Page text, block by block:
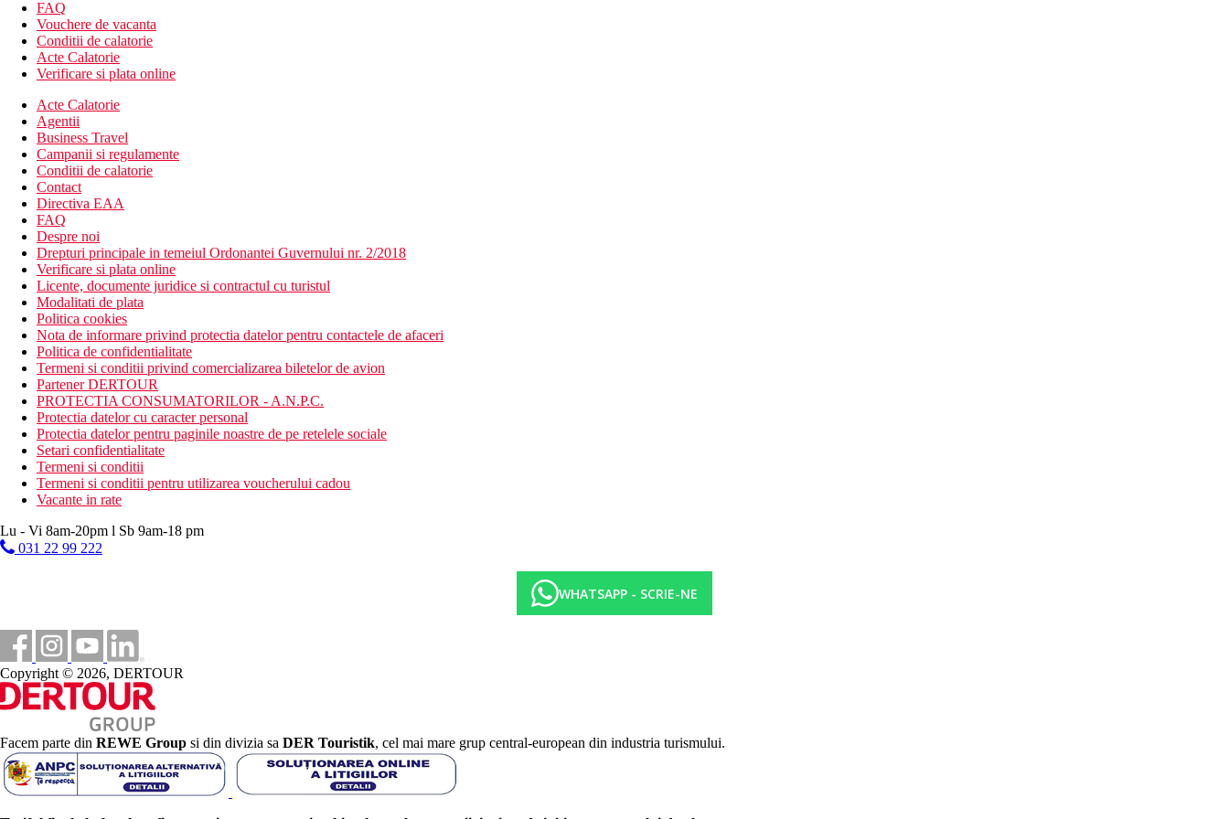
bar
piscina
terasa la soare
sezlonguri si umbrele gratuite langa piscina
Descrierea plajei
Plaja cu nisip si pietris cu intrare lina in mare la aproximativ 700 m
Sezlonguri si umbrele (contra cost)
Activitati sportive gratuite
piscina
Activitati sportive contra cost
activitati acvatice la plaja
Masa
mic dejun tip bufet
Categoria oficiala
3 stele
Distanţe
600 m
Distanta pana la plaja
6 km
Centrul orasului
350 m
Statie de autobuz
Plaja
Sezlonguri pe plaja contra cost
Umbrele pe plaja contra cost
Vacanta la plaja
Piscine
Bar langa piscina
Sezlonguri langa piscina
FAQ
Vouchere de vacanta
Conditii de calatorie
Acte Calatorie
Verificare si plata online
Acte Calatorie
Agentii
Business Travel
Campanii si regulamente
Conditii de calatorie
Contact
Directiva EAA
FAQ
Despre noi
Drepturi principale in temeiul Ordonantei Guvernului nr. 2/2018
Verificare si plata online
Licente, documente juridice si contractul cu turistul
Modalitati de plata
Politica cookies
Nota de informare privind protectia datelor pentru contactele de afaceri
Politica de confidentialitate
Termeni si conditii privind comercializarea biletelor de avion
Partener DERTOUR
PROTECTIA CONSUMATORILOR - A.N.P.C.
Protectia datelor cu caracter personal
Protectia datelor pentru paginile noastre de pe retelele sociale
Setari confidentialitate
Termeni si conditii
Termeni si conditii pentru utilizarea voucherului cadou
Vacante in rate
Lu - Vi 8am-20pm l Sb 9am-18 pm
031 22 99 222
WHATSAPP - SCRIE-NE
Copyright © 2026, DERTOUR
Facem parte din REWE Group si din divizia sa DER Touristik, cel mai mare grup central-european din industria turismului.